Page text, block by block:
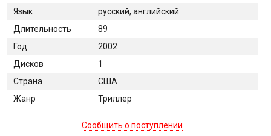
Язык
русский, английский
Длительность
89
Год
2002
Дисков
1
Страна
США
Жанр
Триллер
Сообщить о поступлении